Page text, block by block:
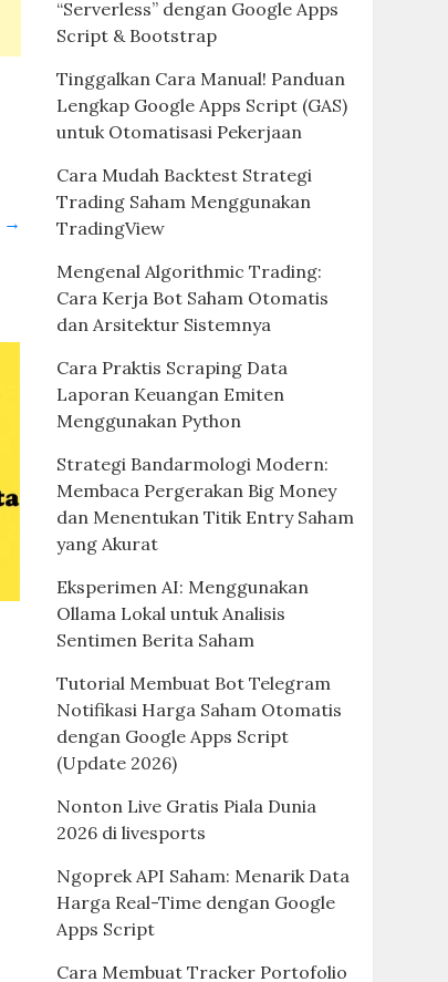
→
“Serverless” dengan Google Apps
Script & Bootstrap
Tinggalkan Cara Manual! Panduan
Lengkap Google Apps Script (GAS)
untuk Otomatisasi Pekerjaan
Cara Mudah Backtest Strategi
Trading Saham Menggunakan
TradingView
Mengenal Algorithmic Trading:
Cara Kerja Bot Saham Otomatis
dan Arsitektur Sistemnya
Cara Praktis Scraping Data
Laporan Keuangan Emiten
Menggunakan Python
Strategi Bandarmologi Modern:
Membaca Pergerakan Big Money
dan Menentukan Titik Entry Saham
yang Akurat
Eksperimen AI: Menggunakan
Ollama Lokal untuk Analisis
Sentimen Berita Saham
Tutorial Membuat Bot Telegram
Notifikasi Harga Saham Otomatis
dengan Google Apps Script
(Update 2026)
Nonton Live Gratis Piala Dunia
2026 di livesports
Ngoprek API Saham: Menarik Data
Harga Real-Time dengan Google
Apps Script
Cara Membuat Tracker Portofolio